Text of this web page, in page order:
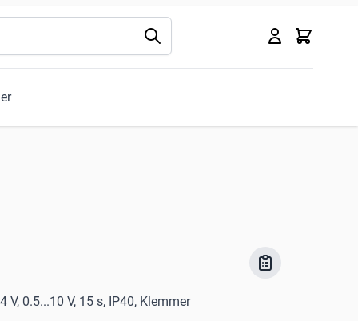
Kurv
0.5...10 V, 15 s, IP40, Klemmer